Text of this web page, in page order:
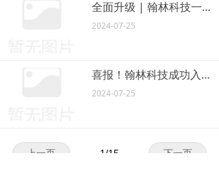
全面升级 | 翰林科技一体化运维监控平台（ITOMV）5.0升级版本正式发布，开启IT运维监控新体验！！！
2024-07-25
喜报！翰林科技成功入选济南市推荐2023年第二批创新型中小企业
2024-07-25
上一页 下一页
1 /15